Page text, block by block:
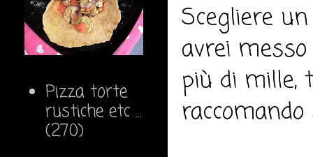
Scegliere
avrei
più di mille,
Pizza torte
rustiche etc ...
(270)